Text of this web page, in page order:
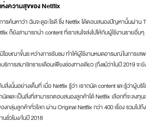
งความสุขของNetflix
ารค้นหาว่า ฉันจะดูอะไรดี ซึ่ง Netflix ได้ตอบสนองปัญหานั้นผ่าน
ก็ยังสามารถนำ content ที่เราสนใจส่งไปให้กับผู้ใช้งานรายอื่
ฆษณาขั้นระหว่างการรับชม ทำให้ผู้ใช้งานหมดอารมณ์ในการเส
การสมาชิกรายเดือนเพียงช่องทางเดียว (ถึงแม้ว่าในปี 2019 จ
งนั้นอย่างเต็มที่ เมื่อ Netflix รู้ว่า เราถนัด content และรู้ว่าผู้
ดและเป็นสิ่งที่สามารถตอบสนองลูกค้าได้ Netflix เลือกที่จะลง
ลุ่มลูกค้าทั่วโลก ผ่าน Original Netflix กว่า 400 เรื่อง รวมไป
ชั่วโมง/ในปี 2018